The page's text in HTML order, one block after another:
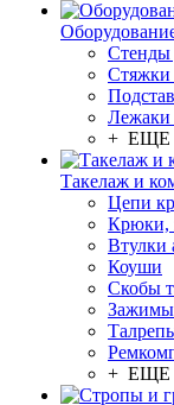
Стенды
Лежаки
+ ЕЩЕ
Такелаж и
Цепи
Крюки,
Втулки
Коуши
Скобы
Зажимы
+ ЕЩЕ